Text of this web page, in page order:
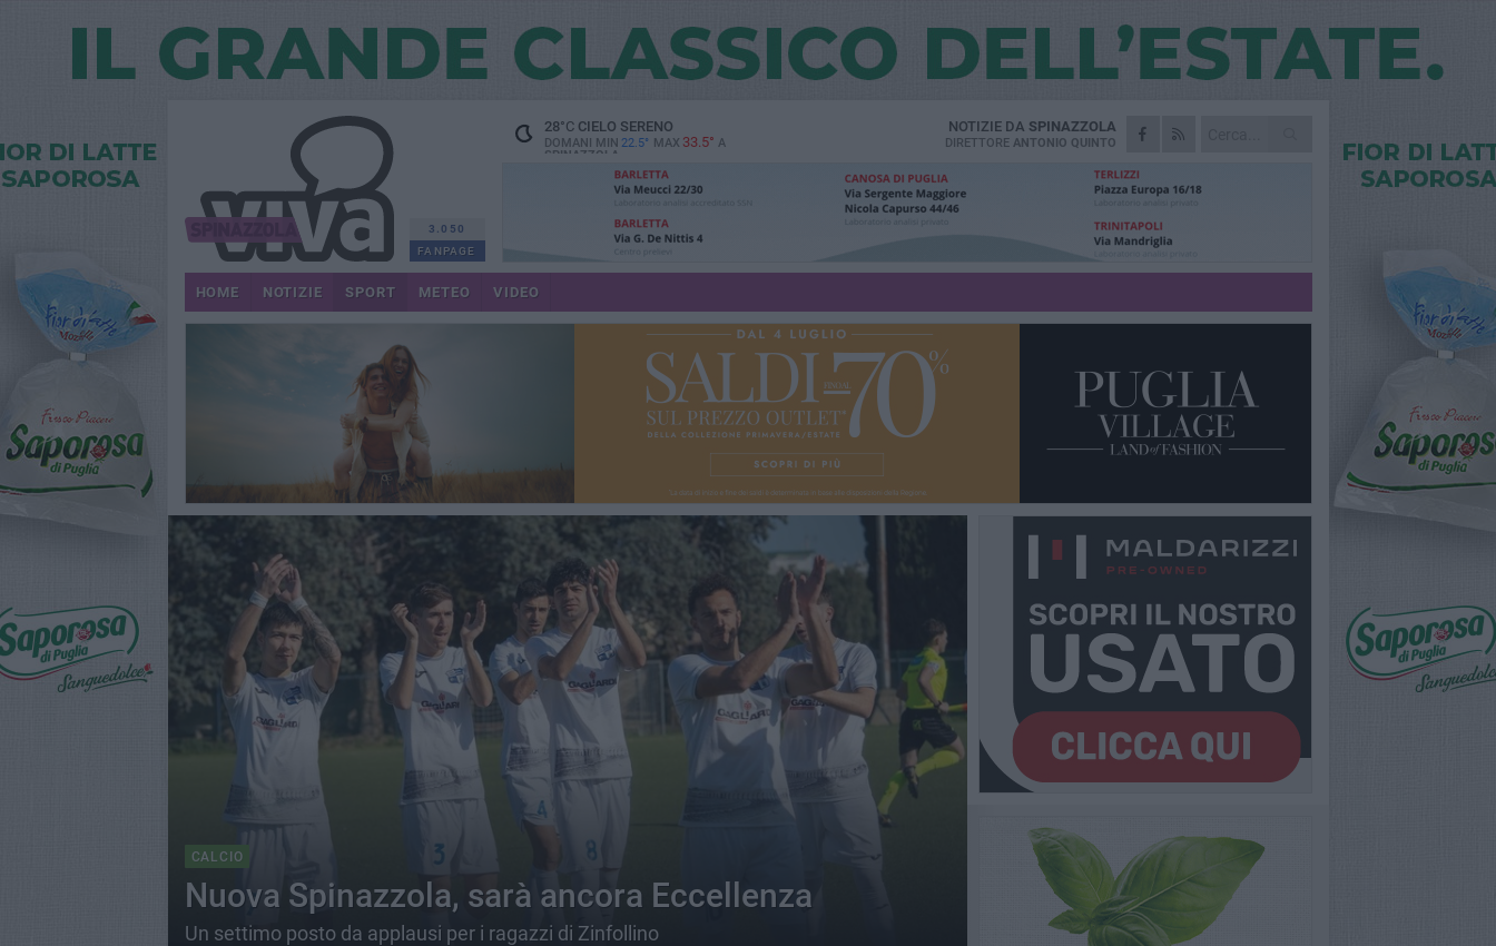
3.050
FANPAGE
28°CCIELO SERENO
DOMANI MIN 22.5° MAX 33.5° A
SPINAZZOLA
NOTIZIE DA SPINAZZOLA
DIRETTORE ANTONIO QUINTO
HOME NOTIZIE SPORT METEO VIDEO
CALCIO
Nuova Spinazzola, sarà ancora Eccellenza
Un settimo posto da applausi per i ragazzi di Zinfollino